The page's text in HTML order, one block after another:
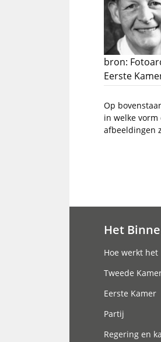
bron:
Eerste
Op
in welke
afbeeldingen
Het
Hoe werkt het
Tweede
Eerste Kamer
Partij
Regering en